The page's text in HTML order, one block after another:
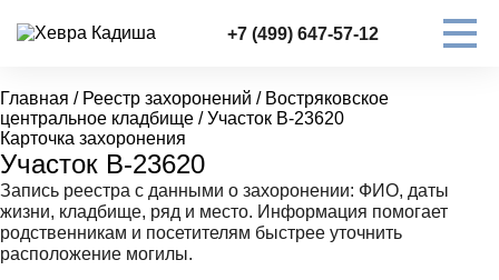
+7 (499) 647-57-12
Главная / Реестр захоронений / Востряковское
центральное кладбище / Участок В-23620
Карточка захоронения
Участок В-23620
Запись реестра с данными о захоронении: ФИО, даты
жизни, кладбище, ряд и место. Информация помогает
родственникам и посетителям быстрее уточнить
расположение могилы.